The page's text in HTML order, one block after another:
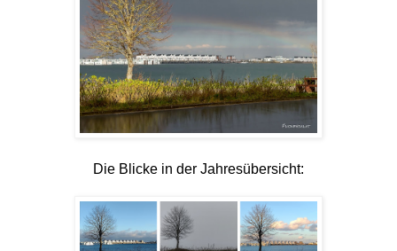
Die Blicke in der Jahresübersicht: